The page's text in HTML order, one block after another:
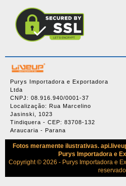
Purys Importadora e Exportadora
Ltda
CNPJ: 08.916.940/0001-37
Localização: Rua Marcelino
Jasinski, 1023
Tindiquera - CEP: 83708-132
Araucaria - Parana
Fotos meramente ilustrativas.
Purys Importadora e
Copyright © 2026 - Purys Importadora e